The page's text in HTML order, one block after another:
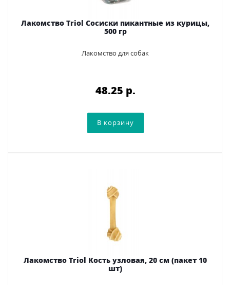
Лакомство Triol Сосиски пикантные из курицы,
500 гр
Лакомство для собак
48.25 p.
Лакомство Triol Кость узловая, 20 см (пакет 10
шт)